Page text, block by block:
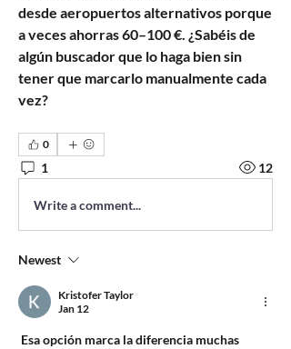
desde aeropuertos alternativos porque
a veces ahorras 60–100 €. ¿Sabéis de
algún buscador que lo haga bien sin
tener que marcarlo manualmente cada
vez?
0
1 12
Write a comment...
Newest
Kristofer Taylor
Jan 12
Esa opción marca la diferencia muchas